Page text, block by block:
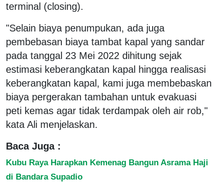
terminal (closing).
"Selain biaya penumpukan, ada juga
pembebasan biaya tambat kapal yang sandar
pada tanggal 23 Mei 2022 dihitung sejak
estimasi keberangkatan kapal hingga realisasi
keberangkatan kapal, kami juga membebaskan
biaya pergerakan tambahan untuk evakuasi
peti kemas agar tidak terdampak oleh air rob,"
kata Ali menjelaskan.
Baca Juga :
Kubu Raya Harapkan Kemenag Bangun Asrama Haji
di Bandara Supadio